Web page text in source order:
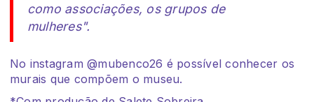
como associações, os grupos de
mulheres".
No instagram @mubenco26 é possível conhecer os
murais que compõem o museu.